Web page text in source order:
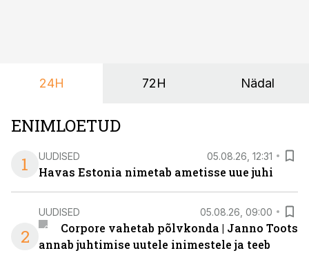
24H 72H Nädal
ENIMLOETUD
1
UUDISED 05.08.26, 12:31
Havas Estonia nimetab ametisse uue juhi
2
UUDISED 05.08.26, 09:00
Corpore vahetab põlvkonda | Janno Toots
annab juhtimise uutele inimestele ja teeb